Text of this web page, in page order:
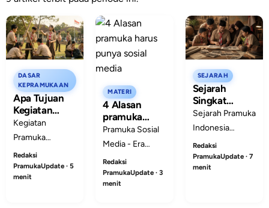
DASAR
KEPRAMUKAAN
Apa Tujuan
Kegiatan
Pramuka?
Baca Artikel
Kegiatan
Pramuka
bertujuan
membentuk
karakter,
Redaksi
PramukaUpdate · 5
menit
MATERI
4 Alasan
pramuka
harus punya
sosial media
Pramuka Sosial
Media - Era
keterbukaan
informasi sudah
dimulai sejak
Redaksi
PramukaUpdate · 3
menit
SEJARAH
Sejarah
Singkat
Pramuka
Indonesia:
Kepanduan ke
Gerakan
Pramuka
Sejarah Pramuka
Indonesia
berawal dari
kepanduan,
berkembang
Redaksi
PramukaUpdate · 7
menit